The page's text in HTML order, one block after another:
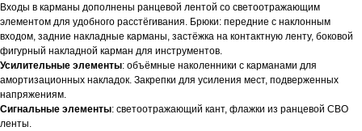
Входы в карманы дополнены ранцевой лентой со светоотражающим
элементом для удобного расстёгивания. Брюки: передние с наклонным
входом, задние накладные карманы, застёжка на контактную ленту, боковой
фигурный накладной карман для инструментов.
Усилительные элементы: объёмные наколенники с карманами для
амортизационных накладок. Закрепки для усиления мест, подверженных
напряжениям.
Сигнальные элементы: светоотражающий кант, флажки из ранцевой СВО
ленты.